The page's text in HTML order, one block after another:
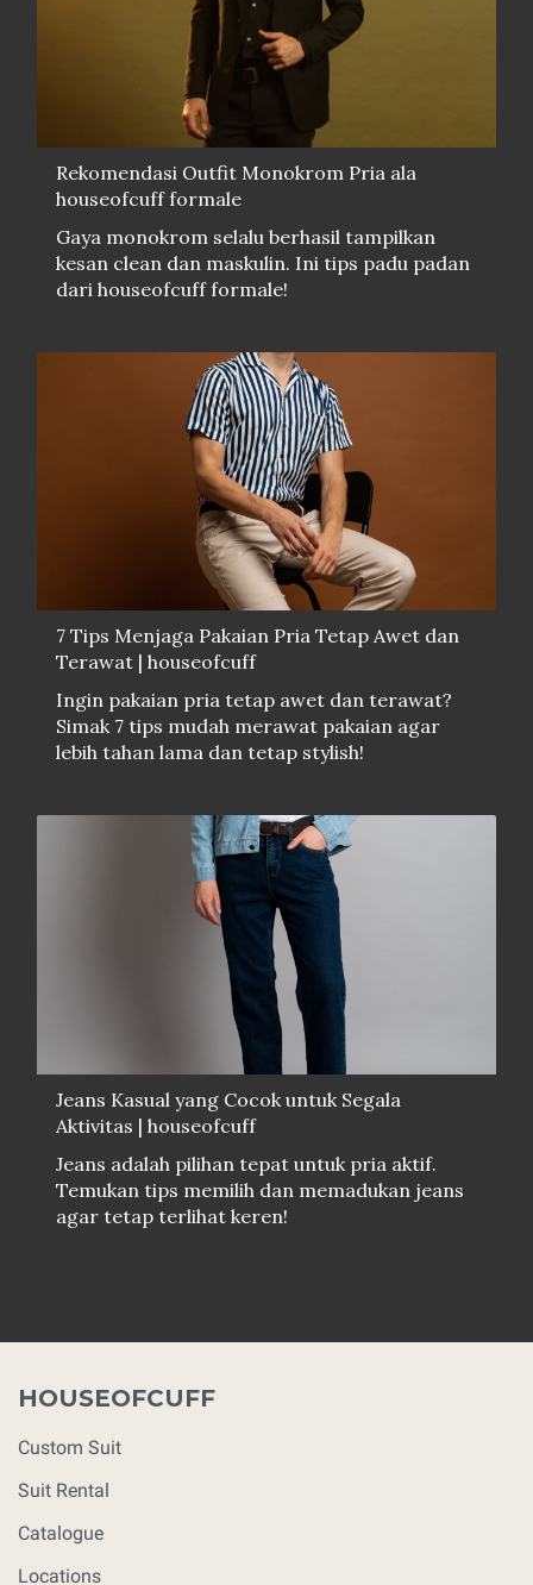
Rekomendasi Outfit Monokrom Pria ala
houseofcuff formale
Gaya monokrom selalu berhasil tampilkan
kesan clean dan maskulin. Ini tips padu padan
dari houseofcuff formale!
7 Tips Menjaga Pakaian Pria Tetap Awet dan
Terawat | houseofcuff
Ingin pakaian pria tetap awet dan terawat?
Simak 7 tips mudah merawat pakaian agar
lebih tahan lama dan tetap stylish!
Jeans Kasual yang Cocok untuk Segala
Aktivitas | houseofcuff
Jeans adalah pilihan tepat untuk pria aktif.
Temukan tips memilih dan memadukan jeans
agar tetap terlihat keren!
HOUSEOFCUFF
Custom Suit
Suit Rental
Catalogue
Locations